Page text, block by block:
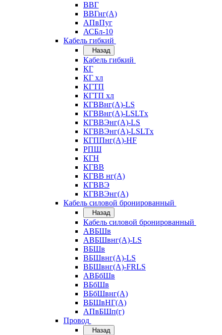
ВВГ
ВВГнг(А)
АПвПуг
АСБл-10
Кабель гибкий
Назад
Кабель гибкий
КГ
КГ хл
КГТП
КГТП хл
КГВВнг(А)-LS
КГВВнг(А)-LSLTx
КГВВЭнг(А)-LS
КГВВЭнг(А)-LSLTx
КГППнг(А)-HF
РПШ
КГН
КГВВ
КГВВ нг(А)
КГВВЭ
КГВВЭнг(А)
Кабель силовой бронированный
Назад
Кабель силовой бронированный
АВБШв
АВБШвнг(А)-LS
ВБШв
ВБШвнг(А)-LS
ВБШвнг(А)-FRLS
АВБбШв
ВБбШв
ВБбШвнг(А)
ВБШвНГ(А)
АПвБШп(г)
Провод
Назад